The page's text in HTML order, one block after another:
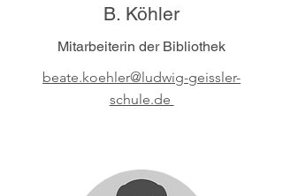
B. Köhler
Mitarbeiterin der Bibliothek
beate.koehler@ludwig-geissler-
schule.de